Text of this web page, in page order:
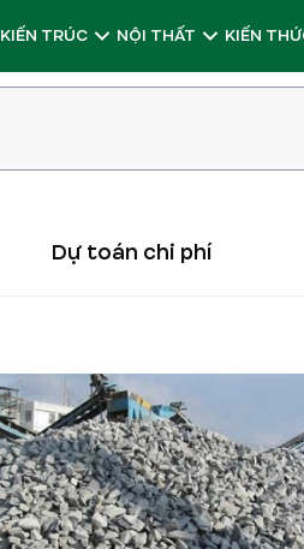
KIẾN TRÚC NỘI THẤT KIẾN
Dự toán chi phí